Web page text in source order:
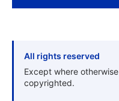
All rights reserved
Except where
copyrighted.